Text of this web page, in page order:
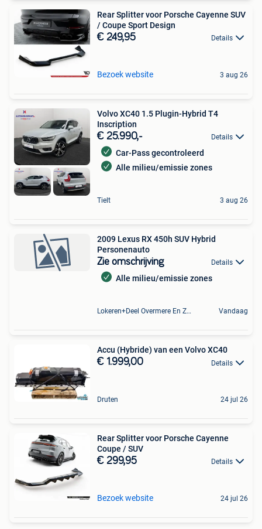
Rear Splitter voor Porsche Cayenne SUV
/ Coupe Sport Design
€ 249,95 Details
Bezoek website 3 aug 26
Volvo XC40 1.5 Plugin-Hybrid T4
Inscription
€ 25.990,- Details
Car-Pass gecontroleerd
Alle milieu/emissie zones
Tielt 3 aug 26
2009 Lexus RX 450h SUV Hybrid
Personenauto
Zie omschrijving Details
Alle milieu/emissie zones
Lokeren+Deel Overmere En Zele Vandaag
Accu (Hybride) van een Volvo XC40
€ 1.999,00 Details
Druten 24 jul 26
Rear Splitter voor Porsche Cayenne
Coupe / SUV
€ 299,95 Details
Bezoek website 24 jul 26